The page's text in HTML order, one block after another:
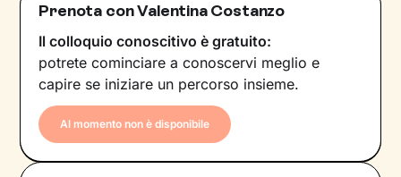
Prenota con Valentina Costanzo
Il colloquio conoscitivo è gratuito:
potrete cominciare a conoscervi meglio e
capire se iniziare un percorso insieme.
Al momento non è disponibile